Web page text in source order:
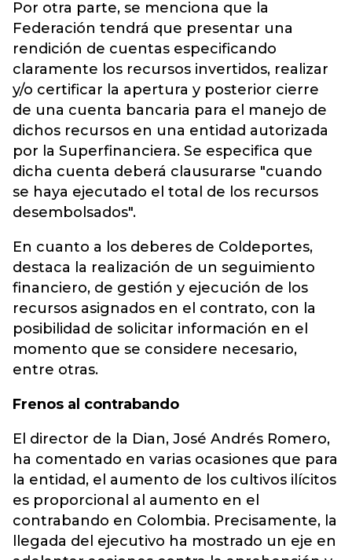
Por otra parte, se menciona que la
Federación tendrá que presentar una
rendición de cuentas especificando
claramente los recursos invertidos, realizar
y/o certificar la apertura y posterior cierre
de una cuenta bancaria para el manejo de
dichos recursos en una entidad autorizada
por la Superfinanciera. Se especifica que
dicha cuenta deberá clausurarse "cuando
se haya ejecutado el total de los recursos
desembolsados".
En cuanto a los deberes de Coldeportes,
destaca la realización de un seguimiento
financiero, de gestión y ejecución de los
recursos asignados en el contrato, con la
posibilidad de solicitar información en el
momento que se considere necesario,
entre otras.
Frenos al contrabando
El director de la Dian, José Andrés Romero,
ha comentado en varias ocasiones que para
la entidad, el aumento de los cultivos ilícitos
es proporcional al aumento en el
contrabando en Colombia. Precisamente, la
llegada del ejecutivo ha mostrado un eje en